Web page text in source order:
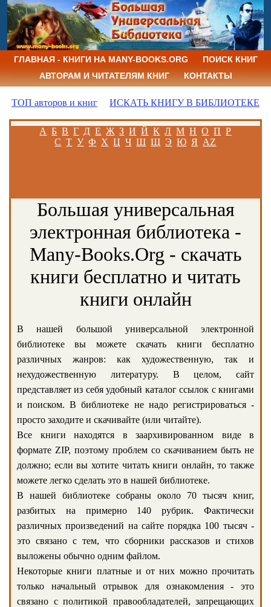
ГЛАВНАЯ - КНИГИ НА MANY-BOOKS.ORG
ПОИСК КНИГ
АВТОРАМ И ЧИТАТЕЛЯМ КНИГ
КОНТАКТЫ
ТОП авторов и книг ИСКАТЬ КНИГУ В БИБЛИОТЕКЕ
А Б В Г Д Е Ж З И Й К Л М Н О П Р
С Т У Ф Х Ц Ч Ш Щ Э Ю Я AZ
Большая универсальная
электронная библиотека -
Many-Books.Org - скачать
книги бесплатно и читать
книги онлайн
В нашей большой универсальной электронной
библиотеке вы можете скачать книги бесплатно
различных жанров: как художественную, так и
нехудожественную литературу. В целом, сайт
представляет из себя удобный каталог ссылок с книгами
и поиском. В библиотеке не надо регистрироваться -
просто заходите и скачивайте (или читайте).
Все книги находятся в заархивированном виде в
формате ZIP, поэтому проблем со скачиванием быть не
должно; если вы хотите читать книги онлайн, то также
можете легко сделать это в нашей библиотеке.
В нашей библиотеке собраны около 70 тысяч книг,
разбитых на примерно 140 рубрик. Фактически
различных произведений на сайте порядка 100 тысяч -
это связано с тем, что сборники рассказов и стихов
выложены обычно одним файлом.
Некоторые книги платные и от них можно прочитать
только начальный отрывок для ознакомления - это
связано с политикой правообладателей, запрещающих